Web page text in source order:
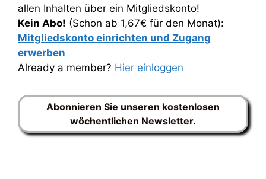
allen Inhalten über ein Mitgliedskonto!
Kein Abo! (Schon ab 1,67€ für den Monat):
Mitgliedskonto einrichten und Zugang
erwerben
Already a member? Hier einloggen
Abonnieren Sie unseren kostenlosen
wöchentlichen Newsletter.